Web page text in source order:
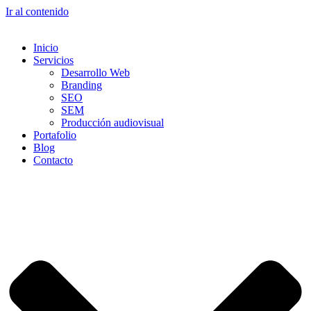
Ir al contenido
Inicio
Servicios
Desarrollo Web
Branding
SEO
SEM
Producción audiovisual
Portafolio
Blog
Contacto